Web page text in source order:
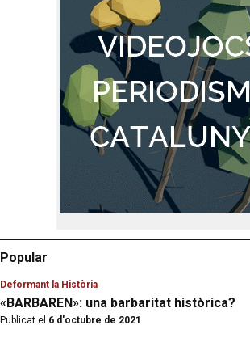
Popular
Deformant la Història
«BARBAREN»: una barbaritat històrica?
Publicat el 6 d'octubre de 2021